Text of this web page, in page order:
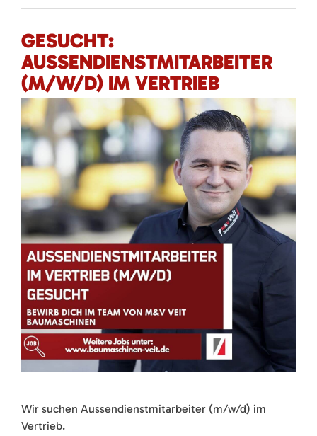
GESUCHT:
AUSSENDIENSTMITARBEITER
(M/W/D) IM VERTRIEB
Wir suchen Aussendienstmitarbeiter (m/w/d) im
Vertrieb.